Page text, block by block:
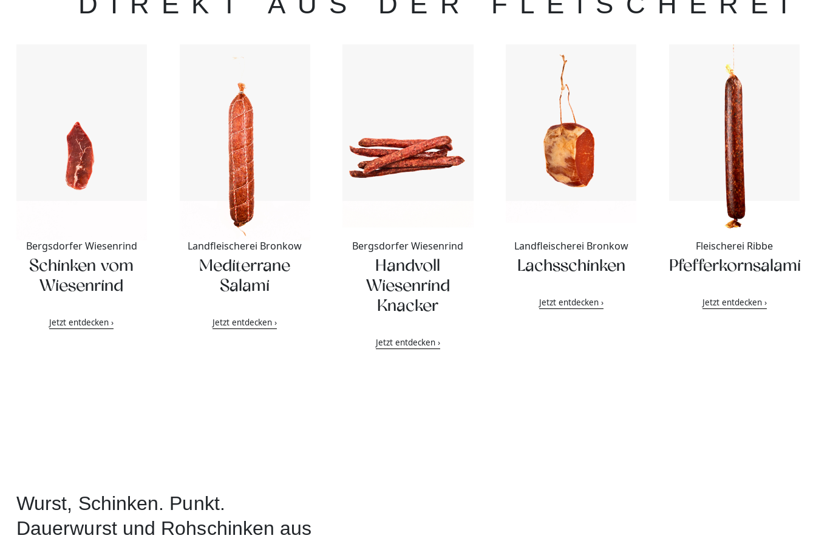
Bergsdorfer Wiesenrind
Schinken vom
Wiesenrind
Jetzt entdecken ›
Landfleischerei Bronkow
Mediterrane
Salami
Jetzt entdecken ›
Bergsdorfer Wiesenrind
Handvoll
Wiesenrind
Knacker
Jetzt entdecken ›
Landfleischerei Bronkow
Lachsschinken
Jetzt entdecken ›
Fleischerei Ribbe
Pfefferkornsalami
Jetzt entdecken ›
Wurst, Schinken. Punkt.
Dauerwurst und Rohschinken aus